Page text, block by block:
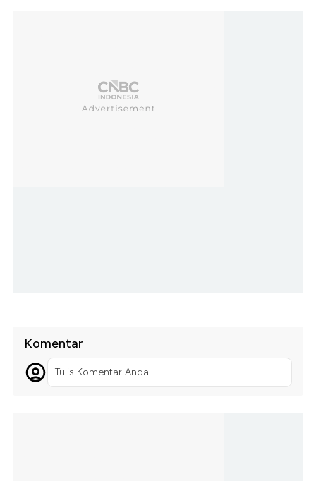
Komentar
Tulis Komentar Anda...